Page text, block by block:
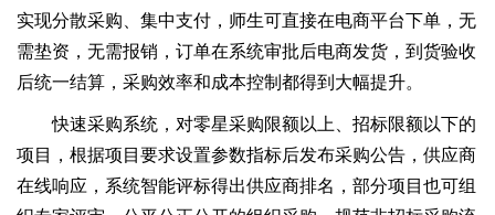
实现分散采购、集中支付，师生可直接在电商平台下单，无
需垫资，无需报销，订单在系统审批后电商发货，到货验收
后统一结算，采购效率和成本控制都得到大幅提升。
快速采购系统，对零星采购限额以上、招标限额以下的
项目，根据项目要求设置参数指标后发布采购公告，供应商
在线响应，系统智能评标得出供应商排名，部分项目也可组